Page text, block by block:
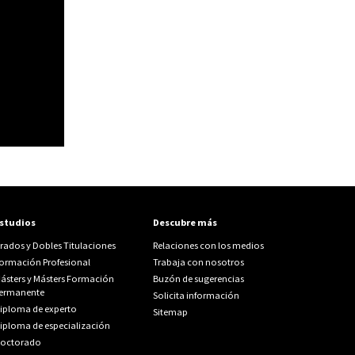
y Dobles Titulaciones
Profesional
y Másters Formación
de experto
de especialización
Descubre más
Relaciones con los medios
Trabaja con nosotros
Buzón de sugerencias
Solicita información
Sitemap